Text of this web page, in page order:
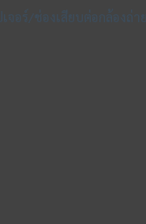
ร์/ช่องเสียบต่อกล้องถ่า